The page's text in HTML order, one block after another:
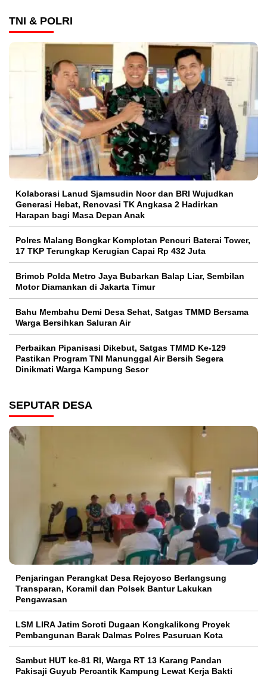
TNI & POLRI
Kolaborasi Lanud Sjamsudin Noor dan BRI Wujudkan
Generasi Hebat, Renovasi TK Angkasa 2 Hadirkan
Harapan bagi Masa Depan Anak
Polres Malang Bongkar Komplotan Pencuri Baterai Tower,
17 TKP Terungkap Kerugian Capai Rp 432 Juta
Brimob Polda Metro Jaya Bubarkan Balap Liar, Sembilan
Motor Diamankan di Jakarta Timur
Bahu Membahu Demi Desa Sehat, Satgas TMMD Bersama
Warga Bersihkan Saluran Air
Perbaikan Pipanisasi Dikebut, Satgas TMMD Ke-129
Pastikan Program TNI Manunggal Air Bersih Segera
Dinikmati Warga Kampung Sesor
SEPUTAR DESA
Penjaringan Perangkat Desa Rejoyoso Berlangsung
Transparan, Koramil dan Polsek Bantur Lakukan
Pengawasan
LSM LIRA Jatim Soroti Dugaan Kongkalikong Proyek
Pembangunan Barak Dalmas Polres Pasuruan Kota
Sambut HUT ke-81 RI, Warga RT 13 Karang Pandan
Pakisaji Guyub Percantik Kampung Lewat Kerja Bakti